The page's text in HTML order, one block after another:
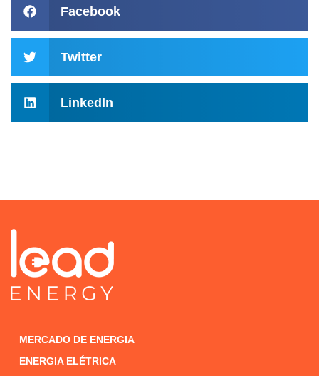
Facebook
Twitter
LinkedIn
MERCADO DE ENERGIA
ENERGIA ELÉTRICA